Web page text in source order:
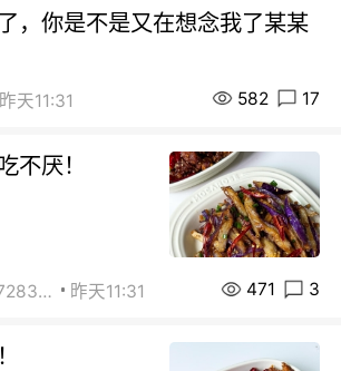
，你是不是又在想念我了某某
昨天11:31 582 17
不厌！
街友472838572 昨天11:31 471 3